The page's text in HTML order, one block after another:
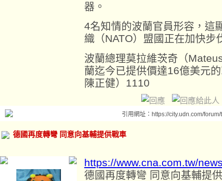
器。
4名知情的波蘭官員形容，這
織（NATO）盟國正在加快步
波蘭總理莫拉維茨奇（
蘭迄今已提供價達16億美元
陳正健）1110
引用網址：https://city.udn.com/
德國再度轉彎 同意向基輔提供戰車
https://www.cna.com.tw/
德國再度轉彎 同意向基輔提